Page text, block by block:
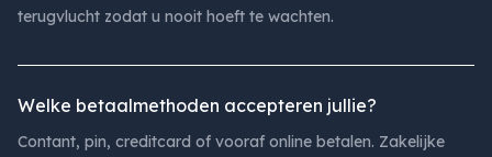
terugvlucht zodat u nooit hoeft te wachten.
Welke betaalmethoden accepteren jullie?
Contant, pin, creditcard of vooraf online betalen. Zakelijke